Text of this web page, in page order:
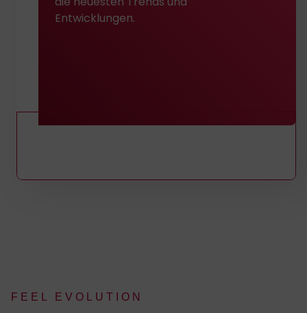
Entwicklungen.
FEEL EVOLUTION